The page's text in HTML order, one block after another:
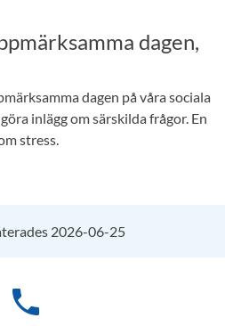
dagen,
dagen på våra sociala
inlägg om särskilda frågor. En
stress.
2026-06-25
phone